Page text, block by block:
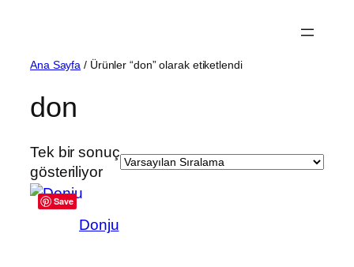
Ana Sayfa / Ürünler “don” olarak etiketlendi
don
Tek bir sonuç
gösteriliyor
Save
Donju